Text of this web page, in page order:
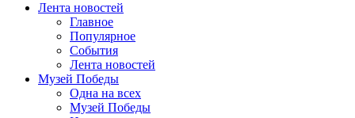
Лента новостей
Главное
Популярное
События
Лента новостей
Музей Победы
Одна на всех
Музей Победы